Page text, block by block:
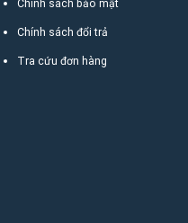
Chính sách bảo mật
Chính sách đổi trả
Tra cứu đơn hàng